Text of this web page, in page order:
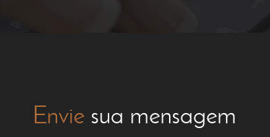
Enviesua mensagem